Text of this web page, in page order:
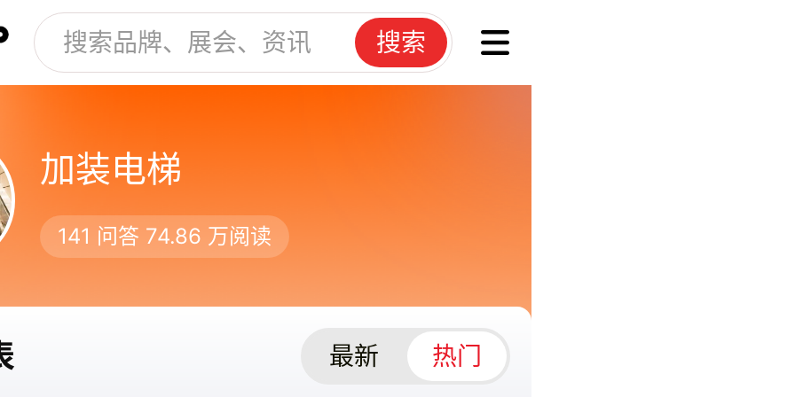
搜索
加装电梯
141 问答 74.86 万阅读
最新 热门